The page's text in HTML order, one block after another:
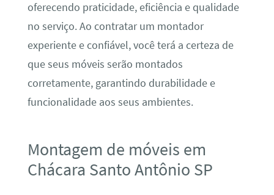
oferecendo praticidade, eficiência e qualidade
no serviço. Ao contratar um montador
experiente e confiável, você terá a certeza de
que seus móveis serão montados
corretamente, garantindo durabilidade e
funcionalidade aos seus ambientes.
Montagem de móveis em
Chácara Santo Antônio SP